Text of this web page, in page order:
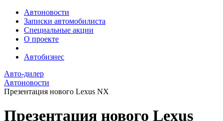
Автоновости
Записки автомобилиста
Специальные акции
О проекте
Автобизнес
Авто-дилер
Автоновости
Презентация нового Lexus NX
Презентация нового Lexus